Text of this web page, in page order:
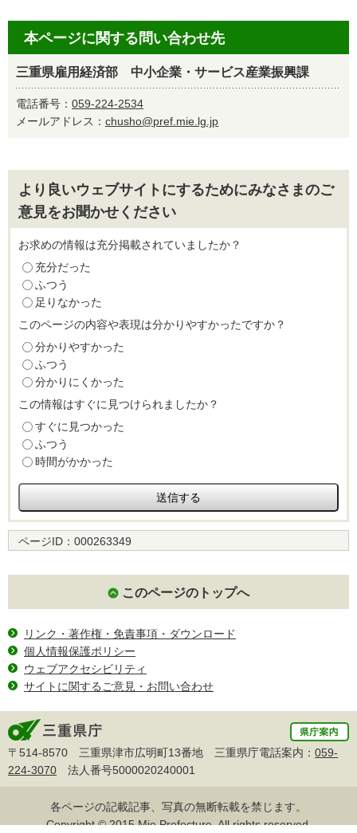
本ページに関する問い合わせ先
三重県雇用経済部 中小企業・サービス産業振興課
電話番号： 059-224-2534
メールアドレス： chusho@pref.mie.lg.jp
より良いウェブサイトにするためにみなさまのご
意見をお聞かせください
お求めの情報は充分掲載されていましたか？
充分だった
ふつう
足りなかった
このページの内容や表現は分かりやすかったですか？
分かりやすかった
ふつう
分かりにくかった
この情報はすぐに見つけられましたか？
すぐに見つかった
ふつう
時間がかかった
ページID： 000263349
このページのトップへ
リンク・著作権・免責事項・ダウンロード
個人情報保護ポリシー
ウェブアクセシビリティ
サイトに関するご意見・お問い合わせ
〒514-8570 三重県津市広明町13番地 三重県庁電話案内： 059-
224-3070 法人番号5000020240001
各ページの記載記事、写真の無断転載を禁じます。
Copyright © 2015 Mie Prefecture, All rights reserved.